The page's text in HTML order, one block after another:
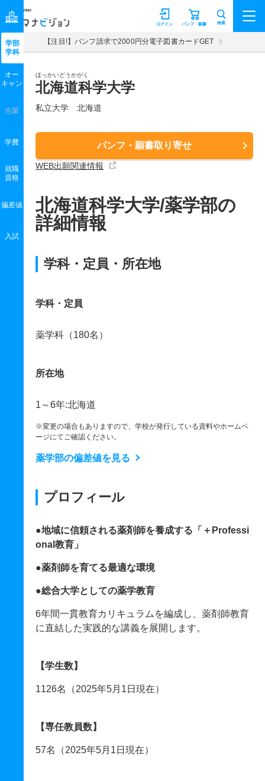
マナビジョン パンフ・願書
ログイン 検索
【注目!】パンフ請求で2000円分電子図書カードGET
ほっかいどうかがく
北海道科学大学
私立大学 北海道
パンフ・願書取り寄せ
WEB出願関連情報
学部
学科
オー
キャン
先輩
学費
就職
資格
偏差値
入試
北海道科学大学/薬学部の
詳細情報
学科・定員・所在地
学科・定員
薬学科（180名）
所在地
1～6年:北海道
※変更の場合もありますので、学校が発行している資料やホームペ
ージにてご確認ください。
薬学部の偏差値を見る
プロフィール
●地域に信頼される薬剤師を養成する「＋Professi
onal教育」
●薬剤師を育てる最適な環境
●総合大学としての薬学教育
6年間一貫教育カリキュラムを編成し、薬剤師教育
に直結した実践的な講義を展開します。
【学生数】
1126名（2025年5月1日現在）
【専任教員数】
57名（2025年5月1日現在）